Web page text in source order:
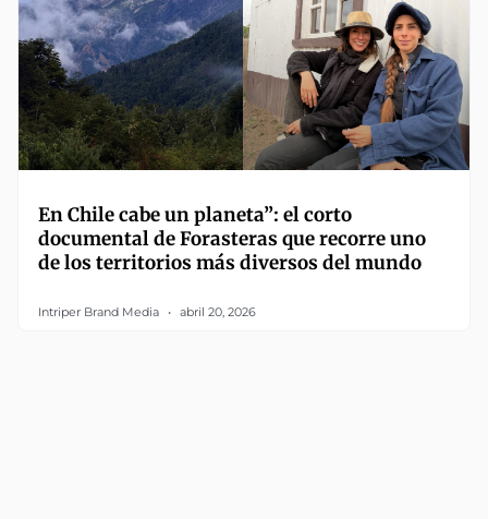
En Chile cabe un planeta”: el corto
documental de Forasteras que recorre uno
de los territorios más diversos del mundo
Intriper Brand Media abril 20, 2026